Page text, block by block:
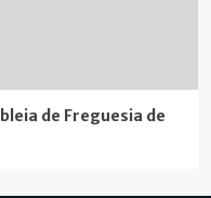
de Freguesia de